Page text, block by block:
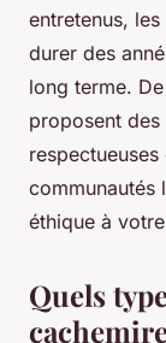
entretenus,
durer des
long terme.
proposent
respectueuses
communautés
éthique à
Quels